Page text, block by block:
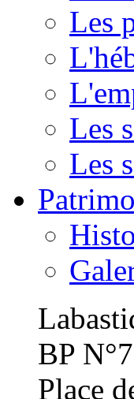
Les
Les
Les
BP N°7
Place